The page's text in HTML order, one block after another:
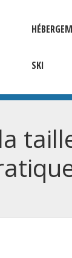
SKI